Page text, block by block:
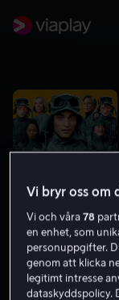
Mickey 17
Vi bryr oss om
Vi och våra78
en enhet, som
personuppgifter.
genom att klicka
legitimt intresse
dataskyddspolicy.